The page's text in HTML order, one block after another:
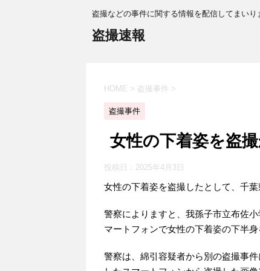
盗撮などの事件に関する情報を配信してまいり
盗撮速報
HOME > 盗撮事件 >
盗撮事件
女性の下着姿を盗
投稿日： 2025年4月3日
女性の下着姿を盗撮したとして、千
警察によりますと、我孫子市立布佐
マートフォンで女性の下着姿の下半
警察は、綿引容疑者から別の盗撮事